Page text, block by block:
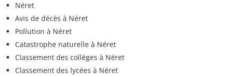
Néret
Avis de décès à Néret
Pollution à Néret
Catastrophe naturelle à Néret
Classement des collèges à Néret
Classement des lycées à Néret